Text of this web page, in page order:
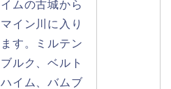
イムの古城から
マイン川に入り
ます。ミルテン
ブルク、ベルト
ハイム、バムブ